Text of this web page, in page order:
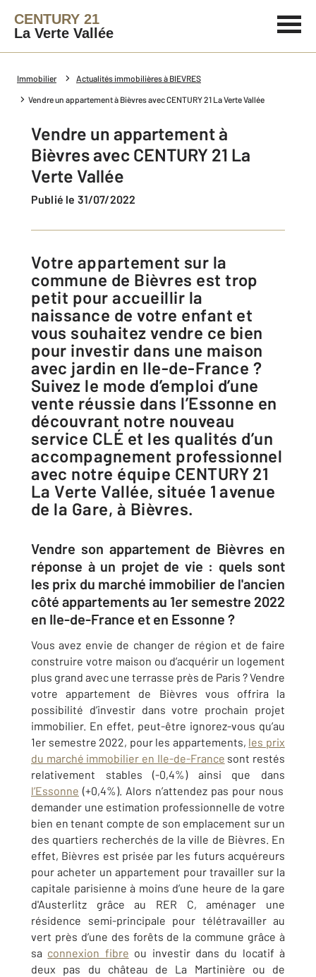
CENTURY 21
La Verte Vallée
Immobilier Actualités immobilières à BIEVRES
Vendre un appartement à Bièvres avec CENTURY 21 La Verte Vallée
Vendre un appartement à
Bièvres avec CENTURY 21 La
Verte Vallée
Publié le 31/07/2022
Votre appartement sur la
commune de Bièvres est trop
petit pour accueillir la
naissance de votre enfant et
vous souhaitez vendre ce bien
pour investir dans une maison
avec jardin en Ile-de-France ?
Suivez le mode d’emploi d’une
vente réussie dans l’Essonne en
découvrant notre nouveau
service CLÉ et les qualités d’un
accompagnement professionnel
avec notre équipe CENTURY 21
La Verte Vallée, située 1 avenue
de la Gare, à Bièvres.
Vendre son appartement de Bièvres en
réponse à un projet de vie : quels sont
les prix du marché immobilier de l'ancien
côté appartements au 1er semestre 2022
en Ile-de-France et en Essonne ?
Vous avez envie de changer de région et de faire
construire votre maison ou d’acquérir un logement
plus grand avec une terrasse près de Paris ? Vendre
votre appartement de Bièvres vous offrira la
possibilité d’investir dans votre prochain projet
immobilier. En effet, peut-être ignorez-vous qu’au
1er semestre 2022, pour les appartements, les prix
du marché immobilier en Ile-de-France sont restés
relativement stables (-0,4%) ainsi que dans
l’Essonne (+0,4%). Alors n’attendez pas pour nous
demander une estimation professionnelle de votre
bien en tenant compte de son emplacement sur un
des quartiers recherchés de la ville de Bièvres. En
effet, Bièvres est prisée par les futurs acquéreurs
pour acheter un appartement pour travailler sur la
capitale parisienne à moins d’une heure de la gare
d'Austerlitz grâce au RER C, aménager une
résidence semi-principale pour télétravailler au
vert près d’une des forêts de la commune grâce à
sa connexion fibre ou investir dans du locatif à
deux pas du château de La Martinière ou de